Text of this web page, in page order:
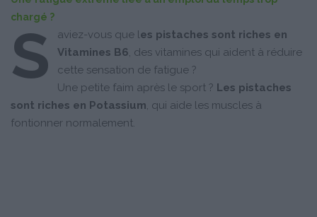
chargé ?
S aviez-vous que les pistaches sont riches en
Vitamines B6 , des vitamines qui aident à réduire
cette sensation de fatigue ?
Une petite faim après le sport ? Les pistaches
sont riches en Potassium , qui aide les muscles à
fontionner normalement.